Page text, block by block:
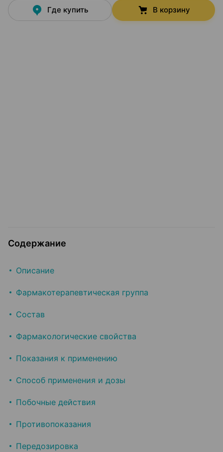
Где купить В корзину
Содержание
Описание
Фармакотерапевтическая группа
Состав
Фармакологические свойства
Показания к применению
Способ применения и дозы
Побочные действия
Противопоказания
Передозировка